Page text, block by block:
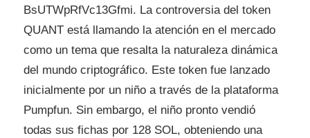
BsUTWpRfVc13Gfmi. La controversia del token
QUANT está llamando la atención en el mercado
como un tema que resalta la naturaleza dinámica
del mundo criptográfico. Este token fue lanzado
inicialmente por un niño a través de la plataforma
Pumpfun. Sin embargo, el niño pronto vendió
todas sus fichas por 128 SOL, obteniendo una